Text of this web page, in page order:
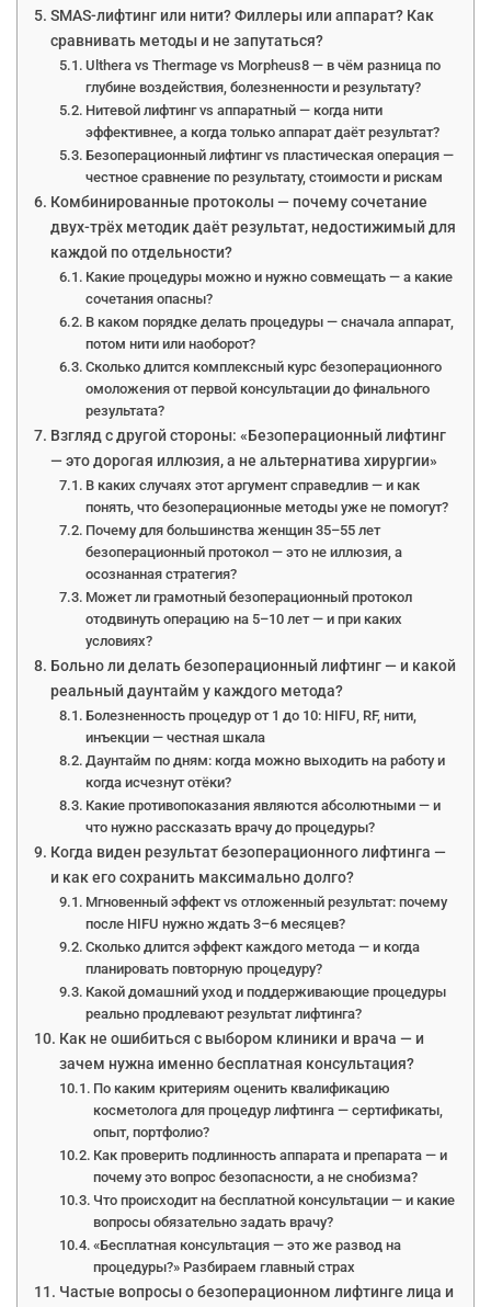
SMAS-лифтинг или нити? Филлеры или аппарат? Как
сравнивать методы и не запутаться?
Ulthera vs Thermage vs Morpheus8 — в чём разница по
глубине воздействия, болезненности и результату?
Нитевой лифтинг vs аппаратный — когда нити
эффективнее, а когда только аппарат даёт результат?
Безоперационный лифтинг vs пластическая операция —
честное сравнение по результату, стоимости и рискам
Комбинированные протоколы — почему сочетание
двух-трёх методик даёт результат, недостижимый для
каждой по отдельности?
Какие процедуры можно и нужно совмещать — а какие
сочетания опасны?
В каком порядке делать процедуры — сначала аппарат,
потом нити или наоборот?
Сколько длится комплексный курс безоперационного
омоложения от первой консультации до финального
результата?
Взгляд с другой стороны: «Безоперационный лифтинг
— это дорогая иллюзия, а не альтернатива хирургии»
В каких случаях этот аргумент справедлив — и как
понять, что безоперационные методы уже не помогут?
Почему для большинства женщин 35–55 лет
безоперационный протокол — это не иллюзия, а
осознанная стратегия?
Может ли грамотный безоперационный протокол
отодвинуть операцию на 5–10 лет — и при каких
условиях?
Больно ли делать безоперационный лифтинг — и какой
реальный даунтайм у каждого метода?
Болезненность процедур от 1 до 10: HIFU, RF, нити,
инъекции — честная шкала
Даунтайм по дням: когда можно выходить на работу и
когда исчезнут отёки?
Какие противопоказания являются абсолютными — и
что нужно рассказать врачу до процедуры?
Когда виден результат безоперационного лифтинга —
и как его сохранить максимально долго?
Мгновенный эффект vs отложенный результат: почему
после HIFU нужно ждать 3–6 месяцев?
Сколько длится эффект каждого метода — и когда
планировать повторную процедуру?
Какой домашний уход и поддерживающие процедуры
реально продлевают результат лифтинга?
Как не ошибиться с выбором клиники и врача — и
зачем нужна именно бесплатная консультация?
По каким критериям оценить квалификацию
косметолога для процедур лифтинга — сертификаты,
опыт, портфолио?
Как проверить подлинность аппарата и препарата — и
почему это вопрос безопасности, а не снобизма?
Что происходит на бесплатной консультации — и какие
вопросы обязательно задать врачу?
«Бесплатная консультация — это же развод на
процедуры?» Разбираем главный страх
Частые вопросы о безоперационном лифтинге лица и